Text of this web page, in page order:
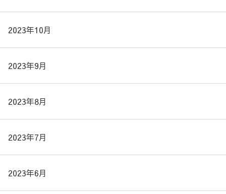
2023年10月
2023年9月
2023年8月
2023年7月
2023年6月